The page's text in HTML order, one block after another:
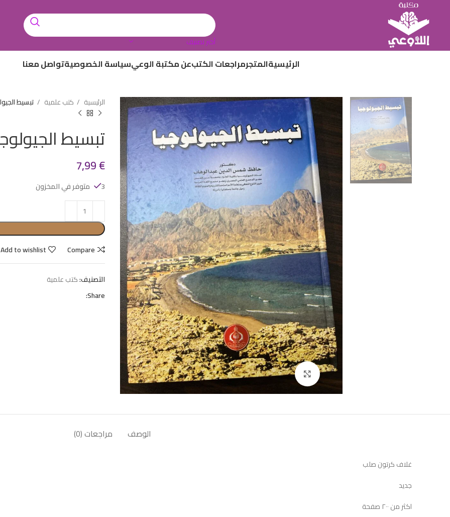
أختر تصنيف
الرئيسيةالمتجرمراجعات الكتبعن مكتبة الوعيسياسة الخصوصيةتواصل معنا
Click to enlarge
الرئيسية كتب علمية تبسيط
تبسيط
7,99€
3 متوفر في المخزون
Compare
Add to wishlist
التصنيف:كتب علمية
Share:
الوصف مراجعات (0)
غلاف كرتون صلب
جديد
اكثر من ٢٠٠ صفحة